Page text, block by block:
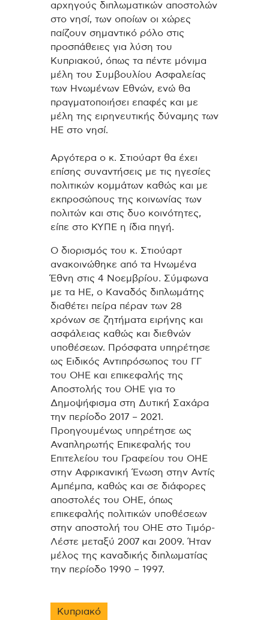
αρχηγούς διπλωματικών αποστολών
στο νησί, των οποίων οι χώρες
παίζουν σημαντικό ρόλο στις
προσπάθειες για λύση του
Κυπριακού, όπως τα πέντε μόνιμα
μέλη του Συμβουλίου Ασφαλείας
των Ηνωμένων Εθνών, ενώ θα
πραγματοποιήσει επαφές και με
μέλη της ειρηνευτικής δύναμης των
ΗΕ στο νησί.
Αργότερα ο κ. Στιούαρτ θα έχει
επίσης συναντήσεις με τις ηγεσίες
πολιτικών κομμάτων καθώς και με
εκπροσώπους της κοινωνίας των
πολιτών και στις δυο κοινότητες,
είπε στο ΚΥΠΕ η ίδια πηγή.
Ο διορισμός του κ. Στιούαρτ
ανακοινώθηκε από τα Ηνωμένα
Έθνη στις 4 Νοεμβρίου. Σύμφωνα
με τα ΗΕ, ο Καναδός διπλωμάτης
διαθέτει πείρα πέραν των 28
χρόνων σε ζητήματα ειρήνης και
ασφάλειας καθώς και διεθνών
υποθέσεων. Πρόσφατα υπηρέτησε
ως Ειδικός Αντιπρόσωπος του ΓΓ
του ΟΗΕ και επικεφαλής της
Αποστολής του ΟΗΕ για το
Δημοψήφισμα στη Δυτική Σαχάρα
την περίοδο 2017 – 2021.
Προηγουμένως υπηρέτησε ως
Αναπληρωτής Επικεφαλής του
Επιτελείου του Γραφείου του ΟΗΕ
στην Αφρικανική Ένωση στην Αντίς
Αμπέμπα, καθώς και σε διάφορες
αποστολές του ΟΗΕ, όπως
επικεφαλής πολιτικών υποθέσεων
στην αποστολή του ΟΗΕ στο Τιμόρ-
Λέστε μεταξύ 2007 και 2009. Ήταν
μέλος της καναδικής διπλωματίας
την περίοδο 1990 – 1997.
Κυπριακό